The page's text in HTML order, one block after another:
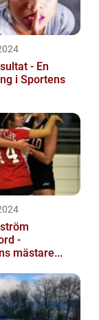
- En
i Sportens
-
mästare...